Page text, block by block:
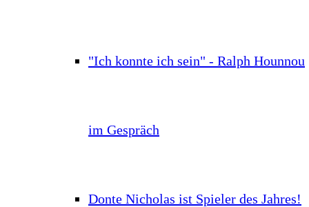
"Ich konnte ich sein" - Ralph Hounnou
im Gespräch
Donte Nicholas ist Spieler des Jahres!